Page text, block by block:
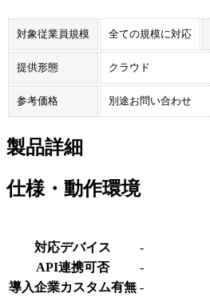
対象従業員規模 全ての規模に対応
提供形態 クラウド
参考価格 別途お問い合わせ
製品詳細
仕様・動作環境
対応デバイス
-
API連携可否
-
導入企業カスタム有無 -